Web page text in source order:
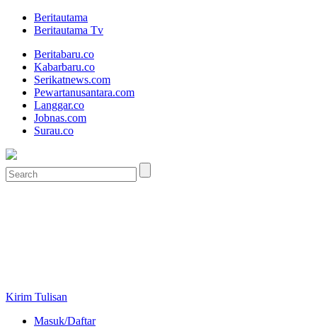
Beritautama
Beritautama Tv
Beritabaru.co
Kabarbaru.co
Serikatnews.com
Pewartanusantara.com
Langgar.co
Jobnas.com
Surau.co
Kirim Tulisan
Masuk/Daftar